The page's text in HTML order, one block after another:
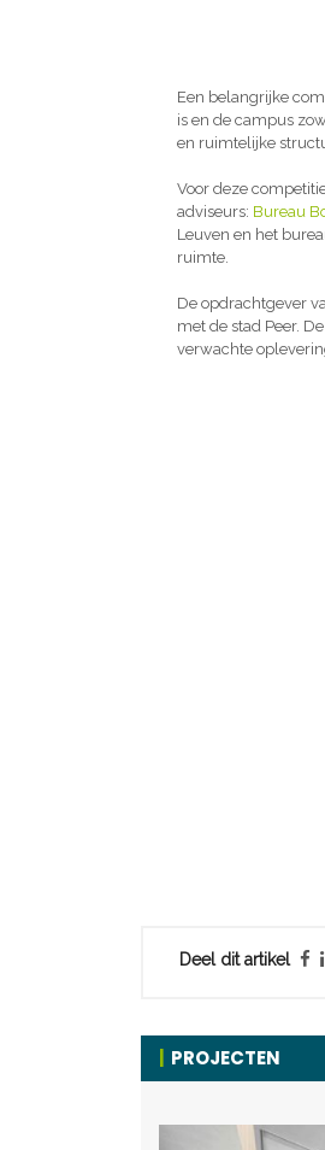
Een belangrijke
is en de campus
en ruimtelijke
Voor deze
adviseurs: Bureau
Leuven en het
ruimte.
De opdrachtgever
met de stad Peer.
verwachte
Deel dit artikel
PROJECTEN